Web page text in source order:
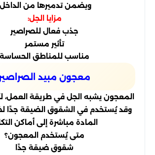
ويضمن تدميرها من
مزايا الجل:
جذب فعال للصراصير
تأثير مستمر
مناسب للمناطق الحساسة
معجون مبيد الصراصير
المعجون يشبه الجل في طريقة العمل،
وقد يُستخدم في الشقوق الضيقة جدًا
المادة مباشرة إلى أماكن
متى يُستخدم المعجون؟
شقوق ضيقة جدًا